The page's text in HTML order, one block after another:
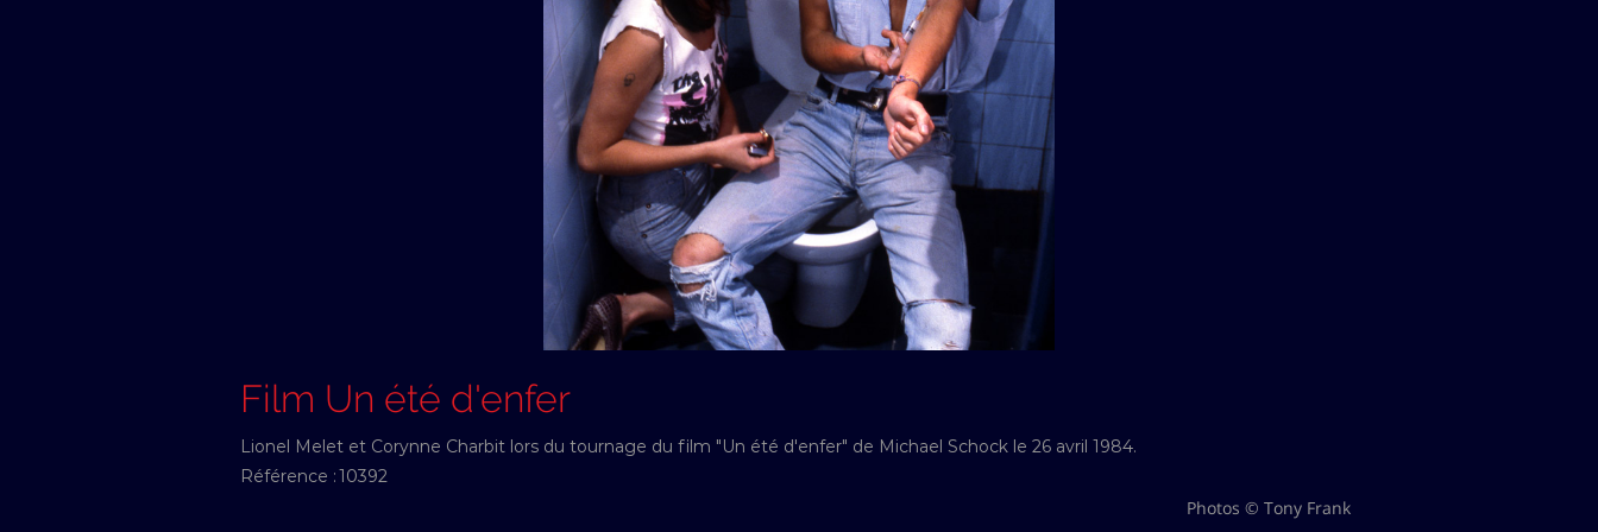
Film Un été d'enfer
Lionel Melet et Corynne Charbit lors du tournage du film "Un été d'enfer" de Michael Schock le 26 avril 1984.
Référence :10392
Photos © Tony Frank